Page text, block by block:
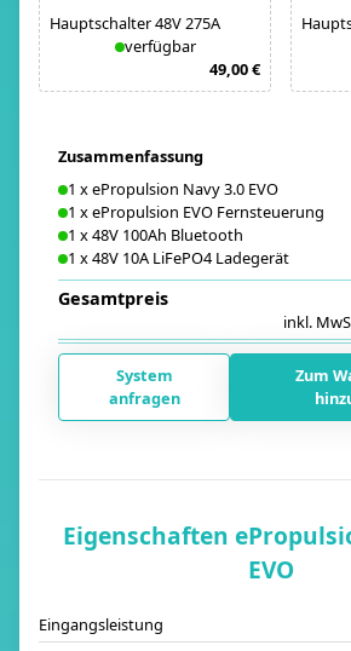
Hauptschalter 48V 275A
verfügbar
49,00 €
Zusammenfassung
1 xePropulsion Navy 3.0 EVO
1 xePropulsion EVO Fernsteuerung
1 x48V 100Ah Bluetooth
1 x48V 10A LiFePO4 Ladegerät
Gesamtpreis
inkl.
System
anfragen
Zum
Eigenschaften
EVO
Eingangsleistung